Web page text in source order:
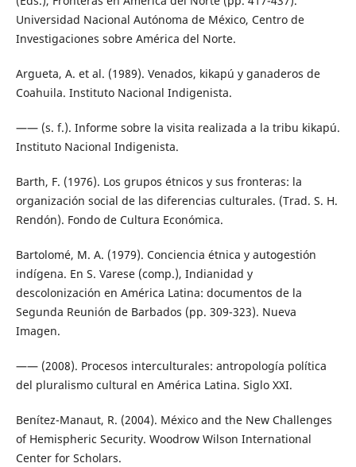
Universidad Nacional Autónoma de México, Centro de
Investigaciones sobre América del Norte.
Argueta, A. et al. (1989). Venados, kikapú y ganaderos de
Coahuila. Instituto Nacional Indigenista.
—— (s. f.). Informe sobre la visita realizada a la tribu kikapú.
Instituto Nacional Indigenista.
Barth, F. (1976). Los grupos étnicos y sus fronteras: la
organización social de las diferencias culturales. (Trad. S. H.
Rendón). Fondo de Cultura Económica.
Bartolomé, M. A. (1979). Conciencia étnica y autogestión
indígena. En S. Varese (comp.), Indianidad y
descolonización en América Latina: documentos de la
Segunda Reunión de Barbados (pp. 309-323). Nueva
Imagen.
—— (2008). Procesos interculturales: antropología política
del pluralismo cultural en América Latina. Siglo XXI.
Benítez-Manaut, R. (2004). México and the New Challenges
of Hemispheric Security. Woodrow Wilson International
Center for Scholars.